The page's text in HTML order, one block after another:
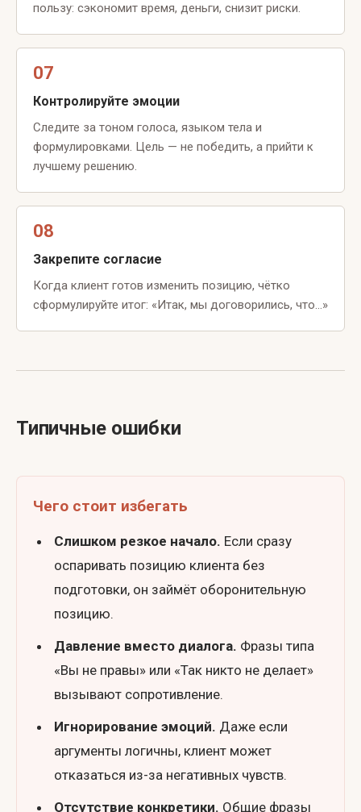
пользу: сэкономит время, деньги, снизит риски.
07
Контролируйте эмоции
Следите за тоном голоса, языком тела и
формулировками. Цель — не победить, а прийти к
лучшему решению.
08
Закрепите согласие
Когда клиент готов изменить позицию, чётко
сформулируйте итог: «Итак, мы договорились, что…»
Типичные ошибки
Чего стоит избегать
Слишком резкое начало. Если сразу
оспаривать позицию клиента без
подготовки, он займёт оборонительную
позицию.
Давление вместо диалога. Фразы типа
«Вы не правы» или «Так никто не делает»
вызывают сопротивление.
Игнорирование эмоций. Даже если
аргументы логичны, клиент может
отказаться из-за негативных чувств.
Отсутствие конкретики. Общие фразы